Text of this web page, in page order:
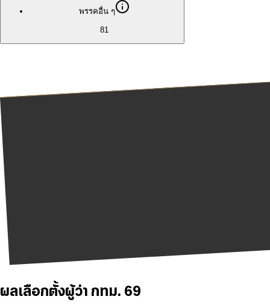
พรรคอื่น ๆ
81
ผลเลือกตั้งผู้ว่า กทม. 69